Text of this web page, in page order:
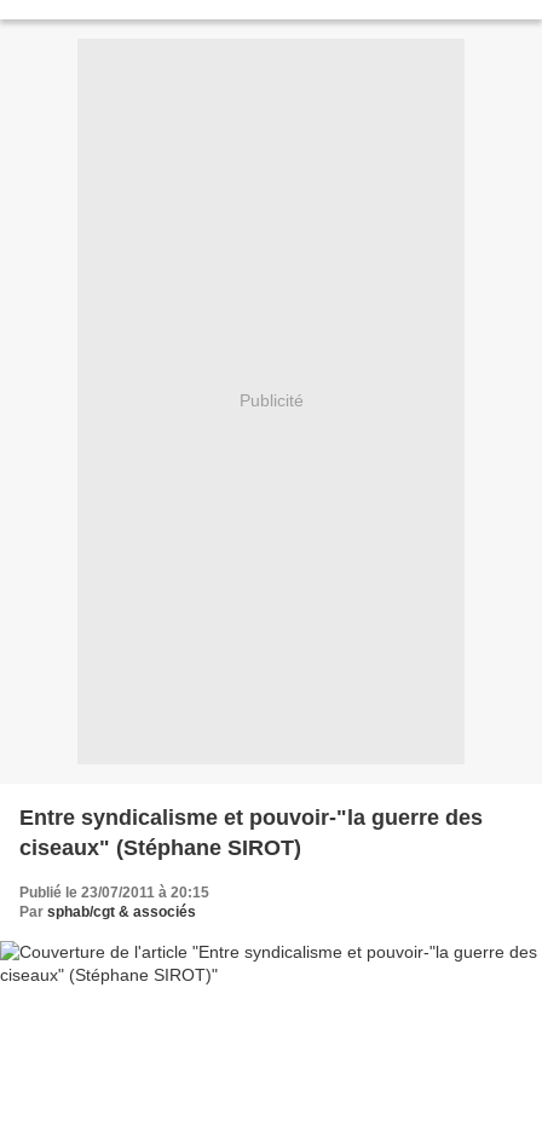
Publicité
Entre syndicalisme et pouvoir-"la guerre des
ciseaux" (Stéphane SIROT)
Publié le 23/07/2011 à 20:15
Par sphab/cgt & associés